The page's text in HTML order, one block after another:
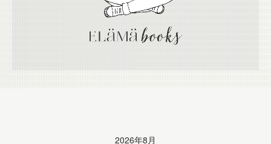
2026年8月